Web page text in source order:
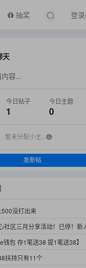
抽奖 登
天
容...
今日贴子
1
今日主题
0
暂未分配小主...
发新帖
没打出来
社区三月分享活动！已停！新
！只限旧人继续！】
钱包 存1笔送38 提1笔送38】
扶持只有11个